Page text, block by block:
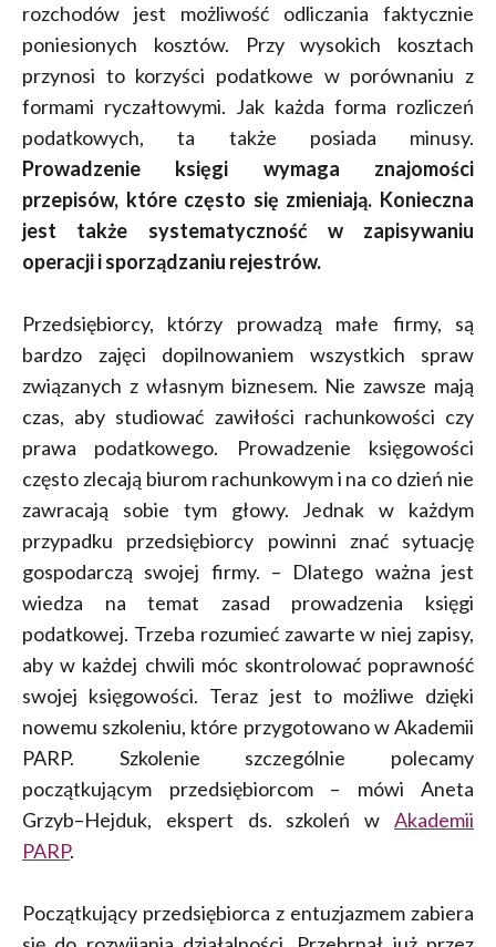
rozchodów jest możliwość odliczania faktycznie
poniesionych kosztów. Przy wysokich kosztach
przynosi to korzyści podatkowe w porównaniu z
formami ryczałtowymi. Jak każda forma rozliczeń
podatkowych, ta także posiada minusy.
Prowadzenie księgi wymaga znajomości
przepisów, które często się zmieniają. Konieczna
jest także systematyczność w zapisywaniu
operacji i sporządzaniu rejestrów.
Przedsiębiorcy, którzy prowadzą małe firmy, są
bardzo zajęci dopilnowaniem wszystkich spraw
związanych z własnym biznesem. Nie zawsze mają
czas, aby studiować zawiłości rachunkowości czy
prawa podatkowego. Prowadzenie księgowości
często zlecają biurom rachunkowym i na co dzień nie
zawracają sobie tym głowy. Jednak w każdym
przypadku przedsiębiorcy powinni znać sytuację
gospodarczą swojej firmy. – Dlatego ważna jest
wiedza na temat zasad prowadzenia księgi
podatkowej. Trzeba rozumieć zawarte w niej zapisy,
aby w każdej chwili móc skontrolować poprawność
swojej księgowości. Teraz jest to możliwe dzięki
nowemu szkoleniu, które przygotowano w Akademii
PARP. Szkolenie szczególnie polecamy
początkującym przedsiębiorcom – mówi Aneta
Grzyb–Hejduk, ekspert ds. szkoleń w Akademii
PARP.
Początkujący przedsiębiorca z entuzjazmem zabiera